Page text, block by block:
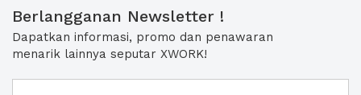
Berlangganan Newsletter !
Dapatkan informasi, promo dan penawaran
menarik lainnya seputar XWORK!